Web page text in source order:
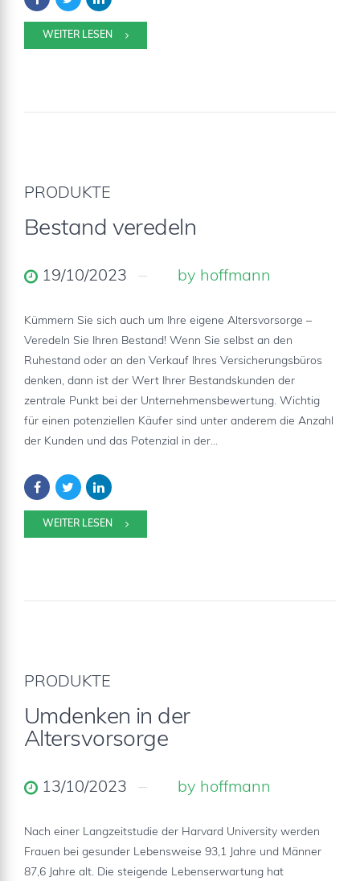
WEITER LESEN
PRODUKTE
Bestand veredeln
19/10/2023 by hoffmann
Kümmern Sie sich auch um Ihre eigene Altersvorsorge –
Veredeln Sie Ihren Bestand! Wenn Sie selbst an den
Ruhestand oder an den Verkauf Ihres Versicherungsbüros
denken, dann ist der Wert Ihrer Bestandskunden der
zentrale Punkt bei der Unternehmensbewertung. Wichtig
für einen potenziellen Käufer sind unter anderem die Anzahl
der Kunden und das Potenzial in der...
WEITER LESEN
PRODUKTE
Umdenken in der
Altersvorsorge
13/10/2023 by hoffmann
Nach einer Langzeitstudie der Harvard University werden
Frauen bei gesunder Lebensweise 93,1 Jahre und Männer
87,6 Jahre alt. Die steigende Lebenserwartung hat